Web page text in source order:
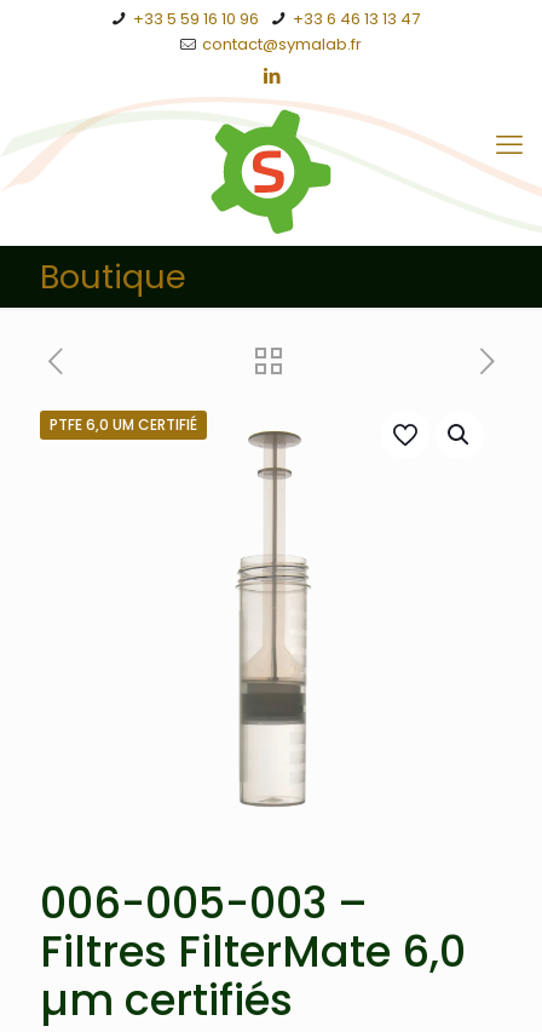
+33 5 59 16 10 96
+33 6 46 13 13 47
contact@symalab.fr
Boutique
PTFE 6,0 UM CERTIFIÉ
006-005-003 –
Filtres FilterMate 6,0
µm certifiés